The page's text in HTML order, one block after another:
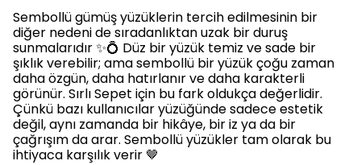
Sembollü gümüş yüzüklerin tercih edilmesinin bir
diğer nedeni de sıradanlıktan uzak bir duruş
sunmalarıdır ✨💍 Düz bir yüzük temiz ve sade bir
şıklık verebilir; ama sembollü bir yüzük çoğu zaman
daha özgün, daha hatırlanır ve daha karakterli
görünür. Sırlı Sepet için bu fark oldukça değerlidir.
Çünkü bazı kullanıcılar yüzüğünde sadece estetik
değil, aynı zamanda bir hikâye, bir iz ya da bir
çağrışım da arar. Sembollü yüzükler tam olarak bu
ihtiyaca karşılık verir 🤎